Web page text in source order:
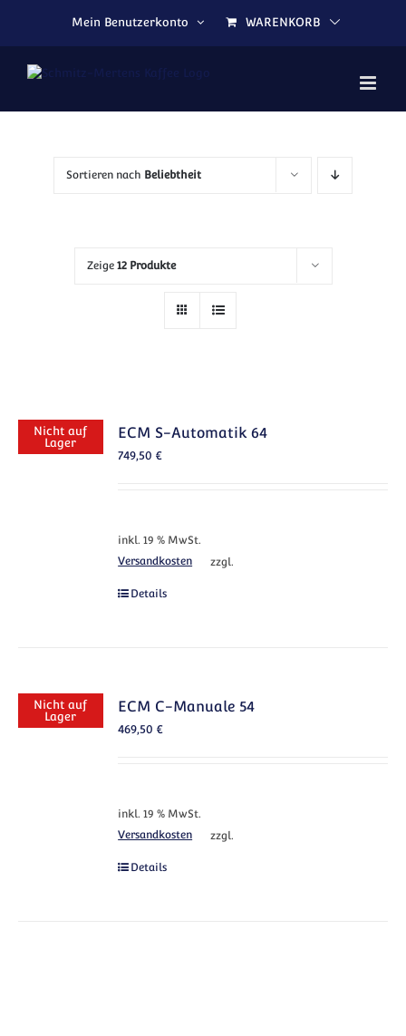
Mein Benutzerkonto
WARENKORB
Sortieren nach Beliebtheit
Zeige 12 Produkte
Nicht auf
Lager
ECM S-Automatik 64
749,50€
inkl. 19 % MwSt.
zzgl.
Versandkosten
Details
Nicht auf
Lager
ECM C-Manuale 54
469,50€
inkl. 19 % MwSt.
zzgl.
Versandkosten
Details